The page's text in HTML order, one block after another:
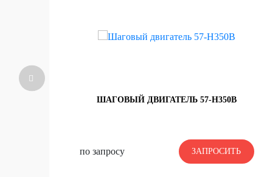
ШАГОВЫЙ ДВИГАТЕЛЬ 57-H350B
по запросу ЗАПРОСИТЬ
по запросу ЗАПРОСИТЬ